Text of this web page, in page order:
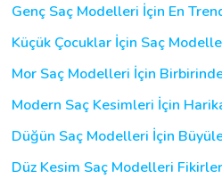
Genç Saç Modelleri İçin En
Küçük Çocuklar İçin Saç
Mor Saç Modelleri İçin
Modern Saç Kesimleri İçin
Düğün Saç Modelleri İçin
Düz Kesim Saç Modelleri